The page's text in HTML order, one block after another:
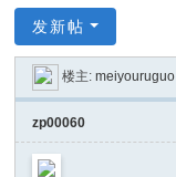
论
坛
发新帖
楼主:meiyouruguo
zp00060